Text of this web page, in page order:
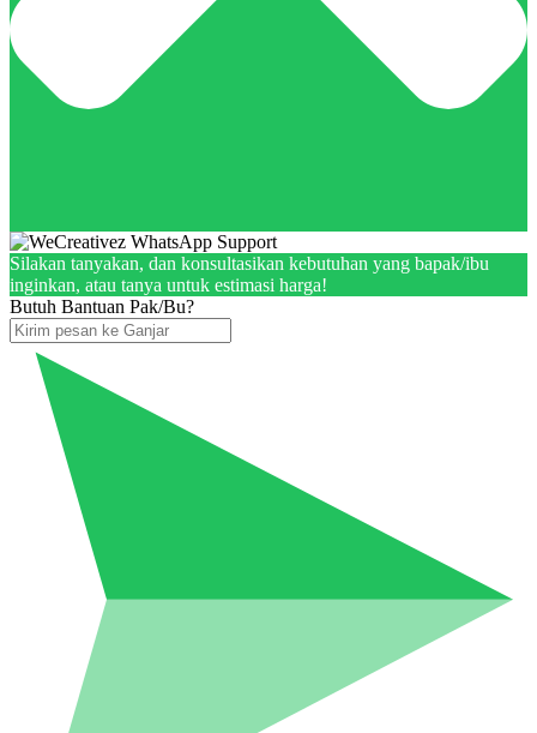
Silakan tanyakan, dan konsultasikan kebutuhan yang bapak/ibu
inginkan, atau tanya untuk estimasi harga!
Butuh Bantuan Pak/Bu?